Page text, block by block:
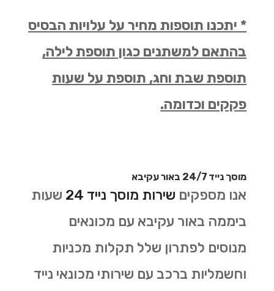
* יתכנו תוספות מחיר על עלויות הבסיס
בהתאם למשתנים כגון תוספת לילה,
תוספת שבת וחג, תוספת על שעות
פקקים וכדומה.
מוסך נייד 24/7 באור עקיבא
אנו מספקים שירות מוסך נייד 24
שעות
ביממה באור עקיבא עם מכונאים
מנוסים לפתרון שלל תקלות מכניות
וחשמליות ברכב עם שירותי מכונאי נייד